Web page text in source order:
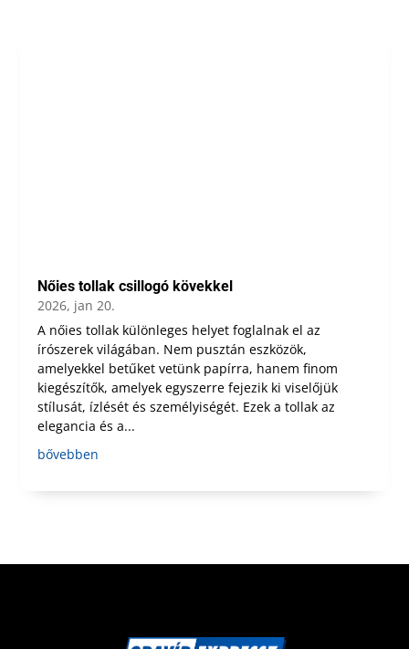
Nőies tollak csillogó kövekkel
2026, jan 20.
A nőies tollak különleges helyet foglalnak el az
írószerek világában. Nem pusztán eszközök,
amelyekkel betűket vetünk papírra, hanem finom
kiegészítők, amelyek egyszerre fejezik ki viselőjük
stílusát, ízlését és személyiségét. Ezek a tollak az
elegancia és a...
bővebben